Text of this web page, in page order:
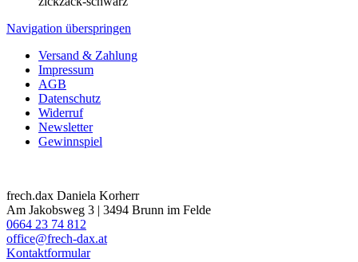
Navigation überspringen
Versand & Zahlung
Impressum
AGB
Datenschutz
Widerruf
Newsletter
Gewinnspiel
frech.dax Daniela Korherr
Am Jakobsweg 3 | 3494 Brunn im Felde
0664 23 74 812
office@frech-dax.at
Kontaktformular